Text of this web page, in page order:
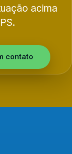
acima
contato